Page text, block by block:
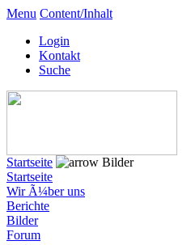
Menu Content/Inhalt
Login
Kontakt
Suche
Startseite
Bilder
Startseite
Wir Ã¼ber uns
Berichte
Bilder
Forum